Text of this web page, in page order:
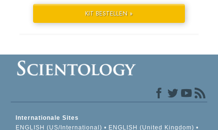
KIT BESTELLEN »
Internationale Sites
ENGLISH (US/International)
ENGLISH (United Kingdom)